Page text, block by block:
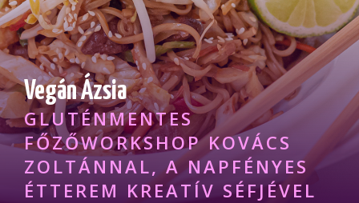
Vegán Ázsia
GLUTÉNMENTES
FŐZŐWORKSHOP KOVÁCS
ZOLTÁNNAL, A NAPFÉNYES
ÉTTEREM KREATÍV SÉFJÉVEL